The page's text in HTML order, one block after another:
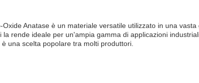
Anatase è un materiale versatile utilizzato in una
rende ideale per un'ampia gamma di applicazioni
una scelta popolare tra molti produttori.